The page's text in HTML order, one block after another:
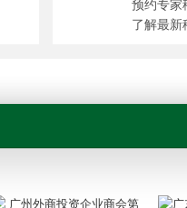
预约专家
了解最新